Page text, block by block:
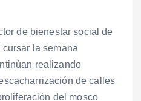
de bienestar social de
la semana
realizando
de calles
del mosco